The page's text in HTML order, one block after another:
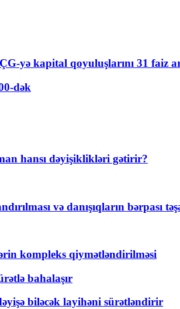
yə kapital qoyuluşlarını 31 faiz
dək
hansı dəyişiklikləri gətirir?
və danışıqların bərpası
kompleks qiymətləndirilməsi
bahalaşır
biləcək layihəni sürətləndirir